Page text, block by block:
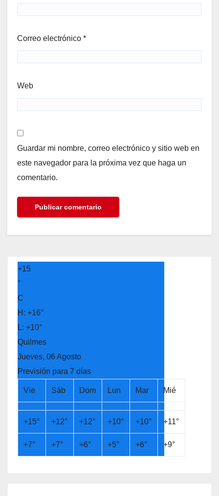
Correo electrónico *
Web
Guardar mi nombre, correo electrónico y sitio web en
este navegador para la próxima vez que haga un
comentario.
+15
°
C
H: +16°
L: +10°
Quilmes
Jueves, 06 Agosto
Previsión para 7 días
Vie Sáb Dom Lun Mar Mié
+15° +12° +12° +10° +10° +11°
+7° +7° +6° +5° +6° +9°